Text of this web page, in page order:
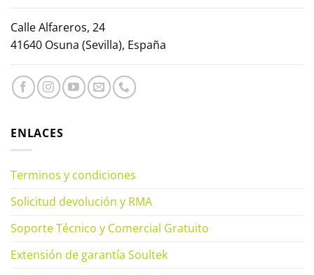
Calle Alfareros, 24
41640 Osuna (Sevilla), España
ENLACES
Terminos y condiciones
Solicitud devolución y RMA
Soporte Técnico y Comercial Gratuito
Extensión de garantía Soultek